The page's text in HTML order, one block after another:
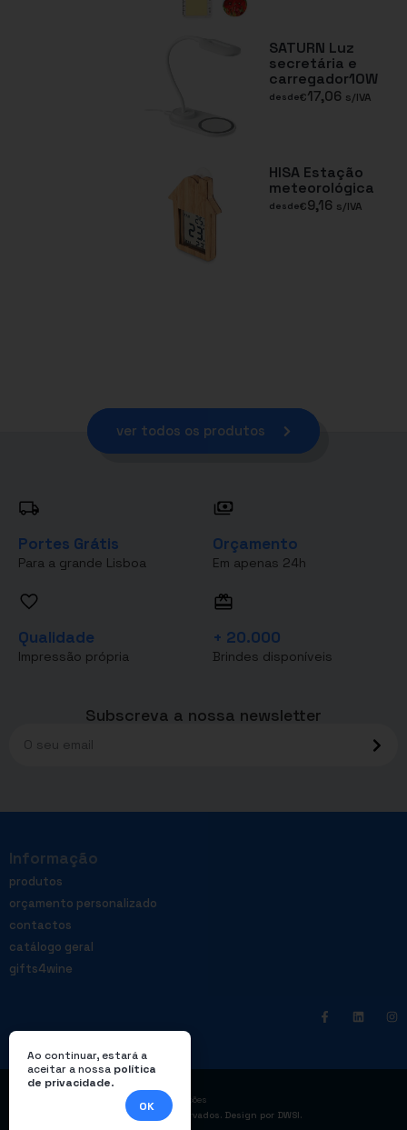
SATURN Luz
secretária e
carregador10W
desde€17,06 s/IVA
HISA Estação
meteorológica
desde€9,16 s/IVA
ver todos os produtos
Portes Grátis
Para a grande Lisboa
Orçamento
Em apenas 24h
Qualidade
Impressão própria
+ 20.000
Brindes disponíveis
Subscreva a nossa newsletter
Informação
produtos
orçamento personalizado
contactos
catálogo geral
gifts4wine
Livro de reclamações
© Enterprom – Todos os direitos reservados. Design por DWSI.
Ao continuar, estará a
aceitar a nossa política
de privacidade.
OK